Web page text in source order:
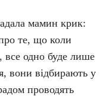
мамин крик:
те, що коли
все одно буде лише
вони відбирають у
проводять